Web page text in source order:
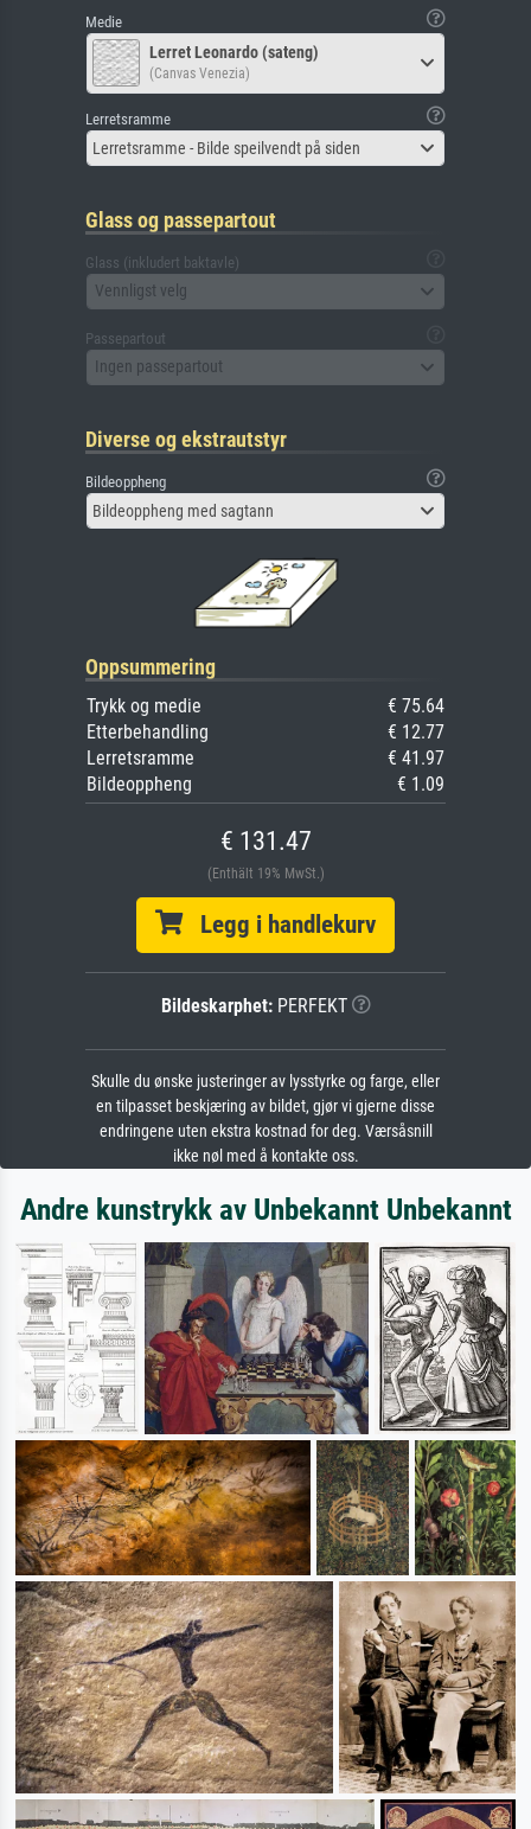
Medie
Lerret Leonardo (sateng)
(Canvas Venezia)
Lerretsramme
Lerretsramme - Bilde speilvendt på siden
Glass og passepartout
Glass (inkludert baktavle)
Vennligst velg
Passepartout
Ingen passepartout
Diverse og ekstrautstyr
Bildeoppheng
Bildeoppheng med sagtann
Oppsummering
Trykk og medie
€ 75.64
Etterbehandling
€ 12.77
Lerretsramme
€ 41.97
Bildeoppheng
€ 1.09
€ 131.47
(Enthält 19% MwSt.)
Legg i handlekurv
Bildeskarphet:PERFEKT
Skulle du ønske justeringer av lysstyrke og farge, eller
en tilpasset beskjæring av bildet, gjør vi gjerne disse
endringene uten ekstra kostnad for deg. Værsåsnill
ikke nøl med å kontakte oss.
Andre kunstrykk av Unbekannt Unbekannt